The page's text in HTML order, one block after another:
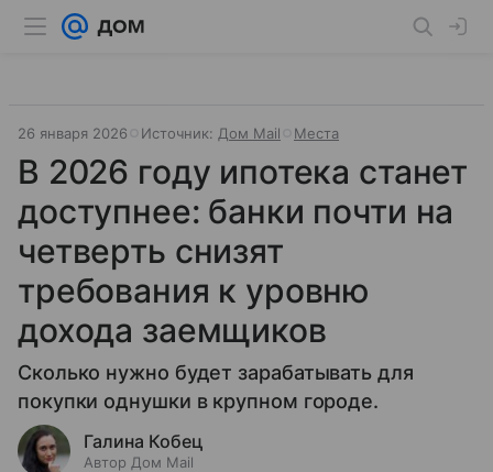
26 января 2026 Источник: Дом Mail Места
В 2026 году ипотека станет
доступнее: банки почти на
четверть снизят
требования к уровню
дохода заемщиков
Сколько нужно будет зарабатывать для
покупки однушки в крупном городе.
Галина Кобец
Автор Дом Mail